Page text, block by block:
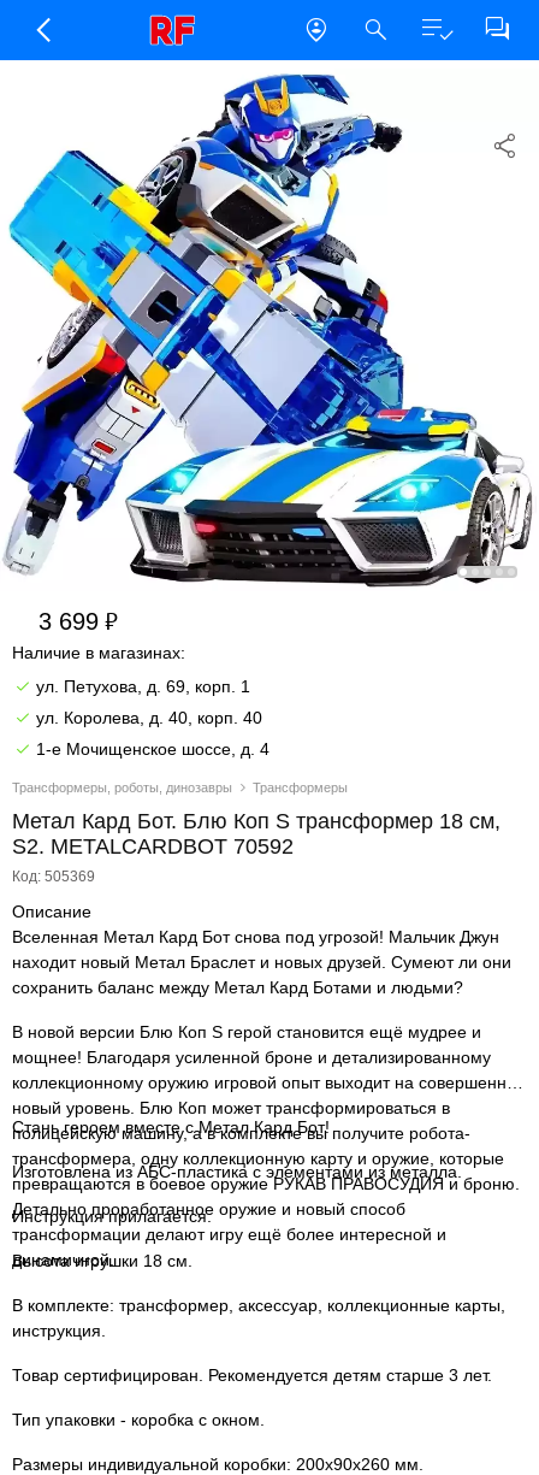
Трансформеры, роботы, динозавры Трансформеры
Метал Кард Бот. Блю Коп S трансформер 18 см,
S2. METALCARDBOT 70592
Код: 505369
3 699
Наличие в магазинах:
ул. Петухова, д. 69, корп. 1
ул. Королева, д. 40, корп. 40
1-е Мочищенское шоссе, д. 4
Описание
Вселенная Метал Кард Бот снова под угрозой! Мальчик Джун
находит новый Метал Браслет и новых друзей. Сумеют ли они
сохранить баланс между Метал Кард Ботами и людьми?
В новой версии Блю Коп S герой становится ещё мудрее и
мощнее! Благодаря усиленной броне и детализированному
коллекционному оружию игровой опыт выходит на совершенно
новый уровень. Блю Коп может трансформироваться в
полицейскую машину, а в комплекте вы получите робота-
трансформера, одну коллекционную карту и оружие, которые
превращаются в боевое оружие РУКАВ ПРАВОСУДИЯ и броню.
Детально проработанное оружие и новый способ
трансформации делают игру ещё более интересной и
динамичной.
Стань героем вместе с Метал Кард Бот!
Изготовлена из АБС-пластика с элементами из металла.
Инструкция прилагается.
Высота игрушки 18 см.
В комплекте: трансформер, аксессуар, коллекционные карты,
инструкция.
Товар сертифицирован. Рекомендуется детям старше 3 лет.
Тип упаковки - коробка с окном.
Размеры индивидуальной коробки: 200х90х260 мм.